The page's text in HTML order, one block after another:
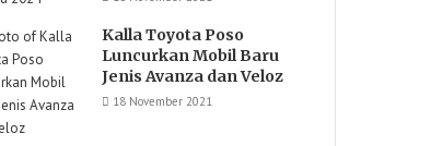
Kalla Toyota Poso
Luncurkan Mobil Baru
Jenis Avanza dan Veloz
18 November 2021